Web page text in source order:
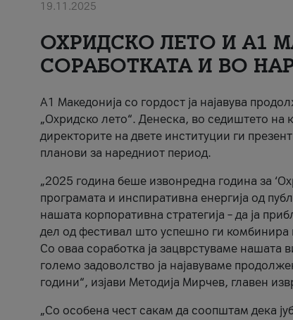
19.11.2025
ОХРИДСКО ЛЕТО И A1
СОРАБОТКАТА И ВО
A1 Македонија со гордост ја најавува
„Охридско лето“. Денеска, во седиштето на
директорите на двете институции ги
планови за наредниот период.
„2025 година беше извонредна година за
програмата и инспиративна енергија од
нашата корпоративна стратегија – да ја
дел од фестивал што успешно ги комбинира
Со оваа соработка ја зацврстуваме нашата
големо задоволство ја најавуваме
години“, изјави Методија Мирчев, главен
„Со особена чест сакам да соопштам дека